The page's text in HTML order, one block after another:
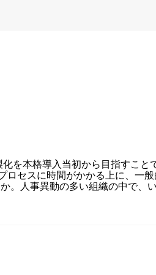
を本格導入当初から目指すこと
ロセスに時間がかかる上に、一
。人事異動の多い組織の中で、